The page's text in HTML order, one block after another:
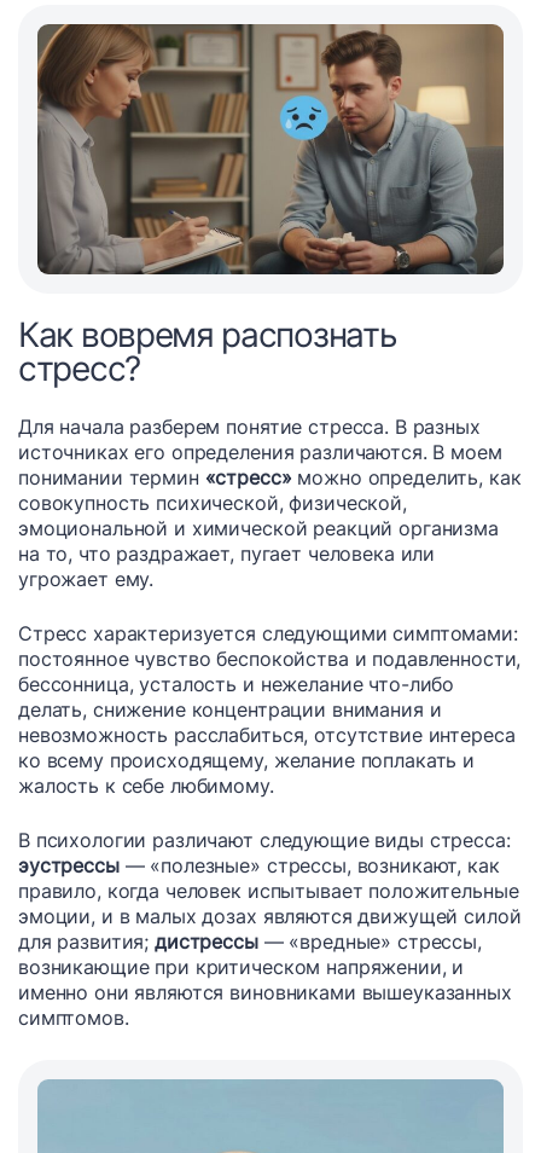
Как вовремя распознать
стресс?
Для начала разберем понятие стресса. В разных
источниках его определения различаются. В моем
понимании термин «стресс» можно определить, как
совокупность психической, физической,
эмоциональной и химической реакций организма
на то, что раздражает, пугает человека или
угрожает ему.
Стресс характеризуется следующими симптомами:
постоянное чувство беспокойства и подавленности,
бессонница, усталость и нежелание что-либо
делать, снижение концентрации внимания и
невозможность расслабиться, отсутствие интереса
ко всему происходящему, желание поплакать и
жалость к себе любимому.
В психологии различают следующие виды стресса:
эустрессы— «полезные» стрессы, возникают, как
правило, когда человек испытывает положительные
эмоции, и в малых дозах являются движущей силой
для развития;дистрессы— «вредные» стрессы,
возникающие при критическом напряжении, и
именно они являются виновниками вышеуказанных
симптомов.